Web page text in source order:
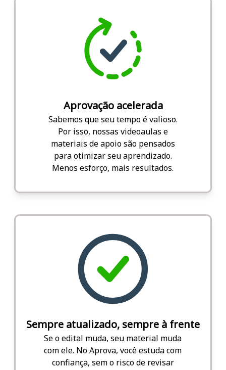
Aprovação acelerada
Sabemos que seu tempo é valioso.
Por isso, nossas videoaulas e
materiais de apoio são pensados
para otimizar seu aprendizado.
Menos esforço, mais resultados.
Sempre atualizado, sempre à frente
Se o edital muda, seu material muda
com ele. No Aprova, você estuda com
confiança, sem o risco de revisar